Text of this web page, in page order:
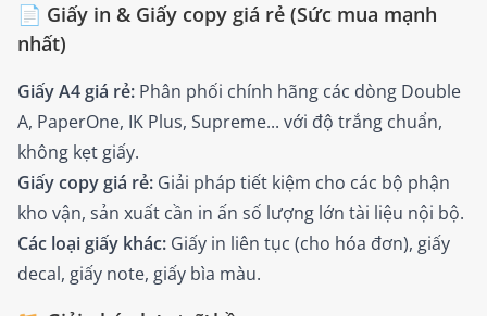
📄 Giấy in & Giấy copy giá rẻ (Sức mua mạnh
nhất)
Giấy A4 giá rẻ: Phân phối chính hãng các dòng Double
A, PaperOne, IK Plus, Supreme... với độ trắng chuẩn,
không kẹt giấy.
Giấy copy giá rẻ: Giải pháp tiết kiệm cho các bộ phận
kho vận, sản xuất cần in ấn số lượng lớn tài liệu nội bộ.
Các loại giấy khác: Giấy in liên tục (cho hóa đơn), giấy
decal, giấy note, giấy bìa màu.